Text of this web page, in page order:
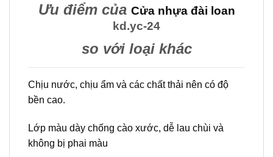
Ưu điểm của Cửa nhựa đài loan
kd.yc-24
so với loại khác
Chịu nước, chịu ẩm và các chất thải nên có độ
bền cao.
Lớp màu dày chống cào xước, dễ lau chùi và
không bị phai màu